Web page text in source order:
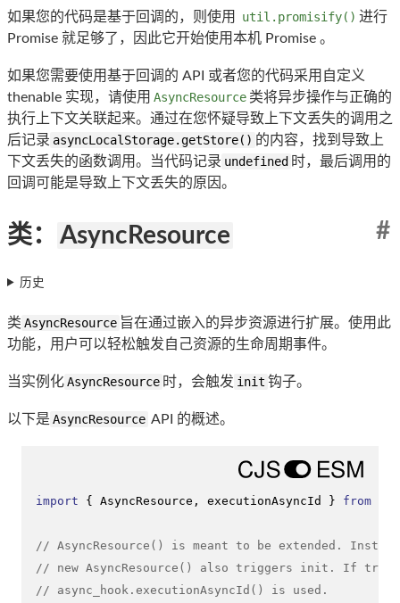
如果您的代码是基于回调的，则使用 util.promisify() 进行
Promise 就足够了，因此它开始使用本机 Promise 。
如果您需要使用基于回调的 API 或者您的代码采用自定义
thenable 实现，请使用 AsyncResource 类将异步操作与正确的
执行上下文关联起来。通过在您怀疑导致上下文丢失的调用之
后记录 asyncLocalStorage.getStore() 的内容，找到导致上
下文丢失的函数调用。当代码记录 undefined 时，最后调用的
回调可能是导致上下文丢失的原因。
类： AsyncResource #
历史
类 AsyncResource 旨在通过嵌入的异步资源进行扩展。使用此
功能，用户可以轻松触发自己资源的生命周期事件。
当实例化AsyncResource 时，会触发 init 钩子。
以下是 AsyncResource API 的概述。
import { AsyncResource , executionAsyncId } from
// AsyncResource() is meant to be extended.
// new AsyncResource() also triggers init. If
// async_hook.executionAsyncId() is used.